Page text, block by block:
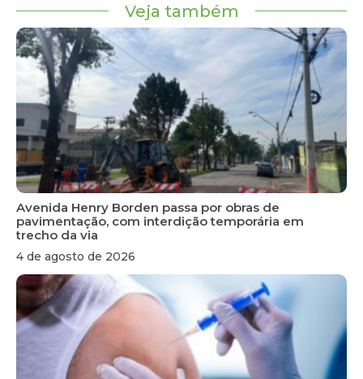
Veja também
Avenida Henry Borden passa por obras de
pavimentação, com interdição temporária em
trecho da via
4 de agosto de 2026